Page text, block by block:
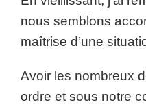
nous semblons
maîtrise d’une
Avoir les nombreux
ordre et sous notre